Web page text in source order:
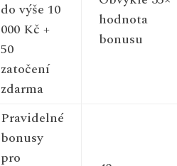
do výše 10
000 Kč +
50
zatočení
zdarma
hodnota
bonusu
Pravidelné
bonusy
pro